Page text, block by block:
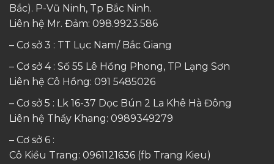
Bắc). P-Vũ Ninh, Tp Bắc Ninh.
Liên hệ Mr. Đảm: 098.9923.586
– Cơ sở 3 : TT Lục Nam/ Bắc Giang
– Cơ sở 4 : Số 55 Lê Hồng Phong, TP Lạng Sơn
Liên hệ Cô Hồng: 091 5485026
– Cơ sở 5 : Lk 16-37 Dọc Bún 2 La Khê Hà Đông
Liên hệ Thầy Khang: 0989349279
– Cơ sở 6 :
Cô Kiều Trang: 0961121636 (fb Trang Kieu)